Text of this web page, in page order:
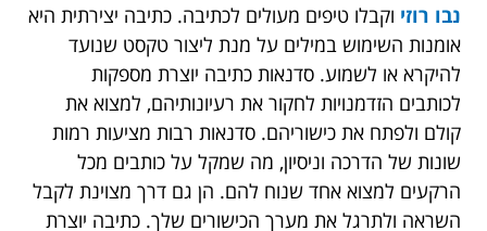
נבו רוזי וקבלו טיפים מעולים לכתיבה. כתיבה יצירתית היא
אומנות השימוש במילים על מנת ליצור טקסט שנועד
להיקרא או לשמוע. סדנאות כתיבה יוצרת מספקות
לכותבים הזדמנויות לחקור את רעיונותיהם, למצוא את
קולם ולפתח את כישוריהם. סדנאות רבות מציעות רמות
שונות של הדרכה וניסיון, מה שמקל על כותבים מכל
הרקעים למצוא אחד שנוח להם. הן גם דרך מצוינת לקבל
השראה ולתרגל את מערך הכישורים שלך. כתיבה יוצרת